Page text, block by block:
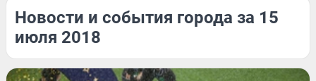
Новости и события города за 15
июля 2018